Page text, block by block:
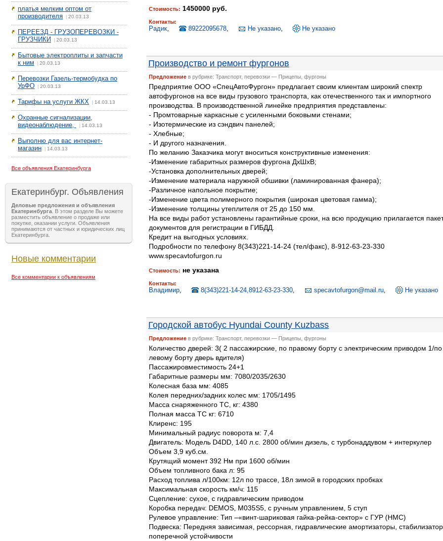
платья мелким оптом от
производителя
20.03.13
ПЕРЕЕЗД - ГРУЗОПЕРЕВОЗКИ -
ГРУЗЧИКИ
20.03.13
Бытовые электроплиты и запчасти
к ним
20.03.13
Перевозки Газель-термобудка по
УрФО
20.03.13
Тарифы на услуги ЖКХ 14.03.13
Охранные сигнализации,
видеонаблюдение,
14.03.13
Выполню для вас интернет-
магазин
14.03.13
Все объявления Екатеринбурга
Екатеринбург. Объявления
Деловые предложения и объявления
Екатеринбурга . В этом разделе Вы можете
разместить объявление о продаже или
покупке, оказании услуги. Объявления
принимаются от частных и юридических лиц
Екатеринбурга.
Новые комментарии
Все комментарии к объявлениям
Стоимость: 1450000 руб.
Контакты:
Радик, 89222095678, Не указано, Не указано
Производство и ремонт фургонов
Предложение в рубрике: Транспорт, перевозки — Прицепы, фургоны
Предприятие ООО «СпецАвтоФургон» предлагает своим клиентам широкий спектр
автофургонов на все виды грузового транспорта, как отечественного так и импортного
производства. В производственной линейке предприятия представлены:
- Промтоварные каркасные с усиленными боковыми стенами;
- Изотермические из сэндвич панелей;
- Хлебные;
- И другого назначения.
По желанию Заказчика могут вноситься конструктивные изменения:
-Изменение габаритных размеров фургона ДхШхВ;
-Установка дополнительных дверей;
-Изменение материала наружной обшивки (ламинированная фанера);
-Различное напольное покрытие;
-Изменение цвета полимерного покрытия (широкая цветовая гамма);
-Изменение толщины утеплителя от 25 до 150 мм.
На все виды работ установлены гарантийные сроки, на всю продукцию прилагается
документов для регистрации в ГИБДД.
Кредит на выгодных условиях.
Пoдpoбнocти пo тeлeфoну 8(343)221-14-24 (тел/факс), 8-912-63-23-330
www.specavtofurgon.ru
Стоимость: не указана
Контакты:
Владимир, 8(343)221-14-24,8912-63-23-330, specavtofurgon@mail.ru, Не указано
Городской автобус Hyundai County Kuzbass
Предложение в рубрике: Транспорт, перевозки — Прицепы, фургоны
Количество дверей: 3( 2 пассажирские, по правому борту с электрическим приводом 1/по
левому борту дверь вдителя)
Пассажировместимость 24+1
Габаритные размеры мм: 7080/2035/2630
Колесная база мм: 4085
Колея передних/задних колес мм: 1705/1495
Масса снаряженного ТС, кг: 4380
Полная масса ТС кг: 6710
Клиренс: 195
Минимальный радиус поворота м: 7,4
Двигатель: Модель D4DD, 140 л.с. 2800 об/мин дизель, с турбонаддувом + интеркулер
Объем 3,9 куб.см.
Крутящий момент 392 Нм при 1600 об/мин
Объем топливного бака л: 95
Расход топлива л/100км: 12л по трассе, 18л зимой в городских пробках
Максимальная скорость км/ч: 115
Сцепление: сухое, с гидравлическим приводом
Коробка передач: DEMOS, M035S5, с ручным управлением, 5 ступ
Рулевое управление: Тип –«винт-шариковая гайка-рейка-сектор» с ГУР (НМС)
Подвеска: Передняя зависимая, рессорная, гидравлические амортизаторы, стабилизатор
поперечной устойчивости